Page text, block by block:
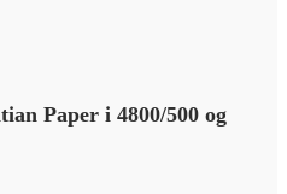
Paper i 4800/500 og